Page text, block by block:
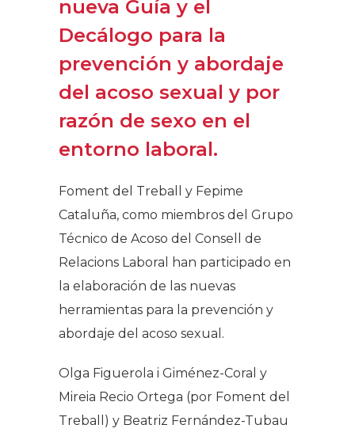
nueva Guía y el
Decálogo para la
prevención y abordaje
del acoso sexual y por
razón de sexo en el
entorno laboral.
Foment del Treball y Fepime
Cataluña, como miembros del Grupo
Técnico de Acoso del Consell de
Relacions Laboral han participado en
la elaboración de las nuevas
herramientas para la prevención y
abordaje del acoso sexual.
Olga Figuerola i Giménez-Coral y
Mireia Recio Ortega (por Foment del
Treball) y Beatriz Fernández-Tubau